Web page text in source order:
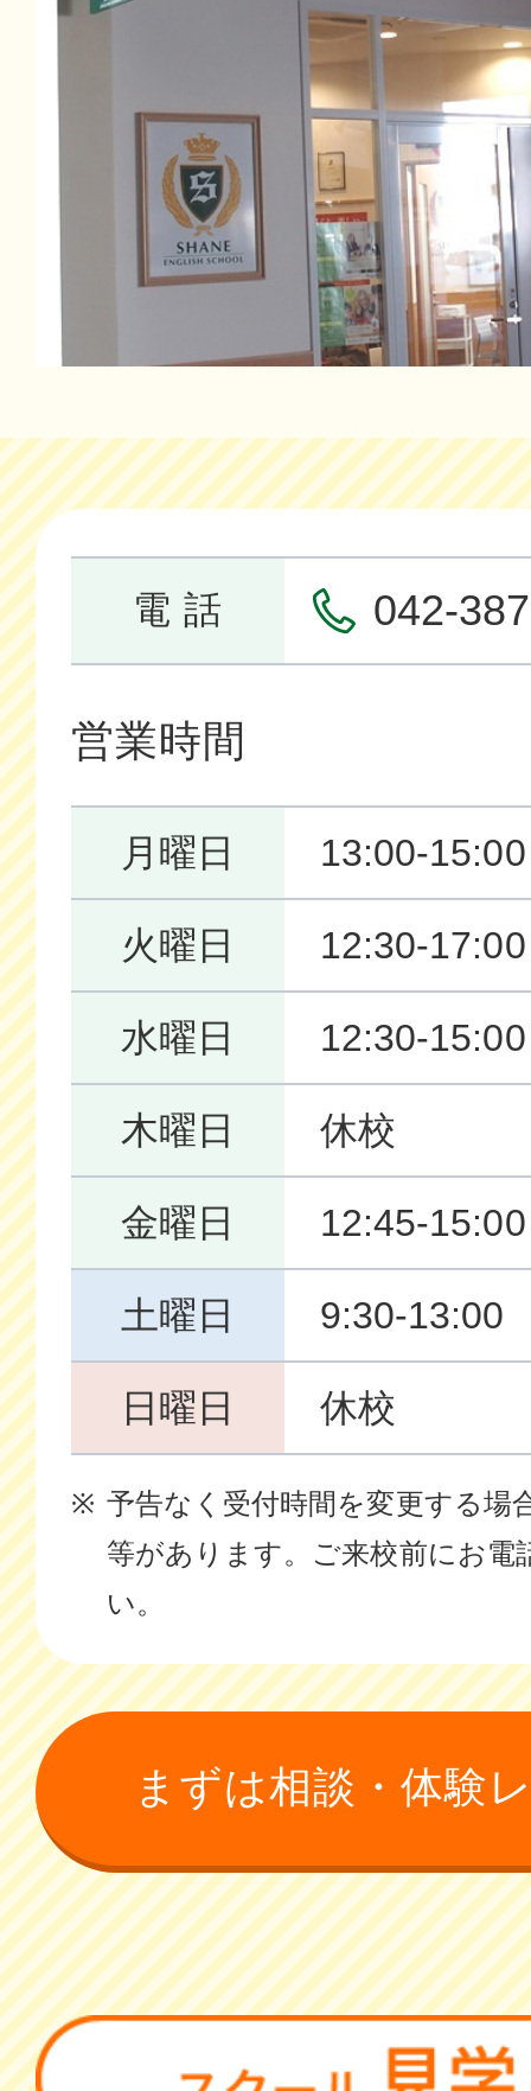
電 話 042-
営業時間
月曜日 13:00-
火曜日 12:30-
水曜日 12:30-
木曜日 休校
金曜日 12:45-
土曜日 9:30-13:00
日曜日 休校
予告なく受付時間を変更する場
等があります。ご来校前にお電
い。
まずは相談・体験